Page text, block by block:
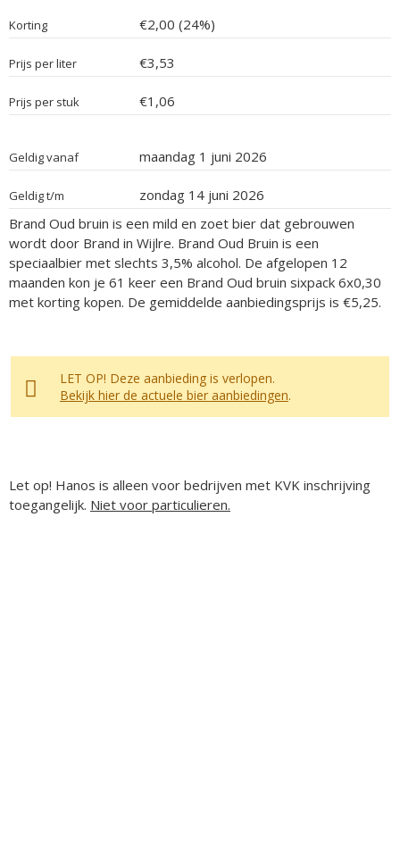
Korting €2,00 (24%)
Prijs per liter €3,53
Prijs per stuk €1,06
Geldig vanaf maandag 1 juni 2026
Geldig t/m
zondag 14 juni 2026
Brand Oud bruin is een mild en zoet bier dat gebrouwen
wordt door Brand in Wijlre. Brand Oud Bruin is een
speciaalbier met slechts 3,5% alcohol. De afgelopen 12
maanden kon je 61 keer een Brand Oud bruin sixpack 6x0,30
met korting kopen. De gemiddelde aanbiedingsprijs is €5,25.
LET OP! Deze aanbieding is verlopen.
Bekijk hier de actuele bier aanbiedingen.
Let op! Hanos is alleen voor bedrijven met KVK inschrijving
toegangelijk. Niet voor particulieren.